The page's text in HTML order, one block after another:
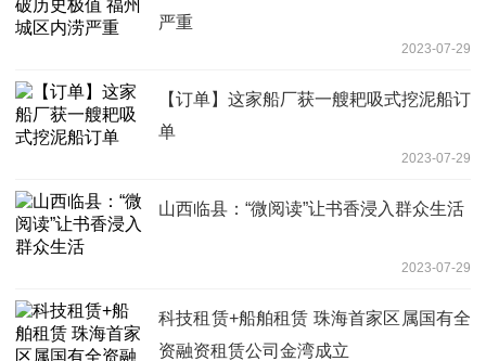
严重
2023-07-29
【订单】这家船厂获一艘耙吸式挖泥船订
单
2023-07-29
山西临县：“微阅读”让书香浸入群众生活
2023-07-29
科技租赁+船舶租赁 珠海首家区属国有全
资融资租赁公司金湾成立